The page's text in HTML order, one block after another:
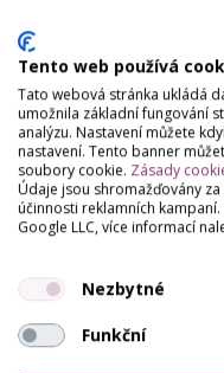
Studio
Zbrojnická
Provádíme
obočí,
a…
Náměstí
pečujeme o
Tento web používá
Tato webová stránka ukládá
umožnila základní fungování
analýzu. Nastavení můžete
nastavení. Tento banner
soubory cookie. Zásady
Údaje jsou shromažďovány
účinnosti reklamních
Google LLC, více informací
Nezbytné
Funkční